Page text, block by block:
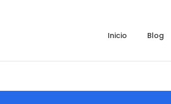
inicio blog